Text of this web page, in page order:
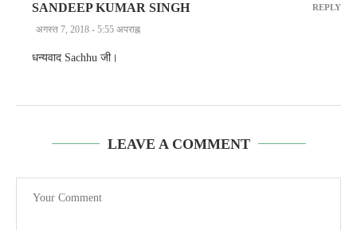
SANDEEP KUMAR SINGH
अगस्त 7, 2018 - 5:55 अपराह्न
धन्यवाद Sachhu जी।
REPLY
LEAVE A COMMENT